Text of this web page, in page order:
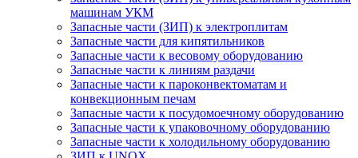
машинам УКМ
Запасные части (ЗИП) к электроплитам
Запасные части для кипятильников
Запасные части к весовому оборудованию
Запасные части к линиям раздачи
Запасные части к пароконвектоматам и
конвекционным печам
Запасные части к посудомоечному оборудованию
Запасные части к упаковочному оборудованию
Запасные части к холодильному оборудованию